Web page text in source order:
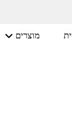
מוצרים